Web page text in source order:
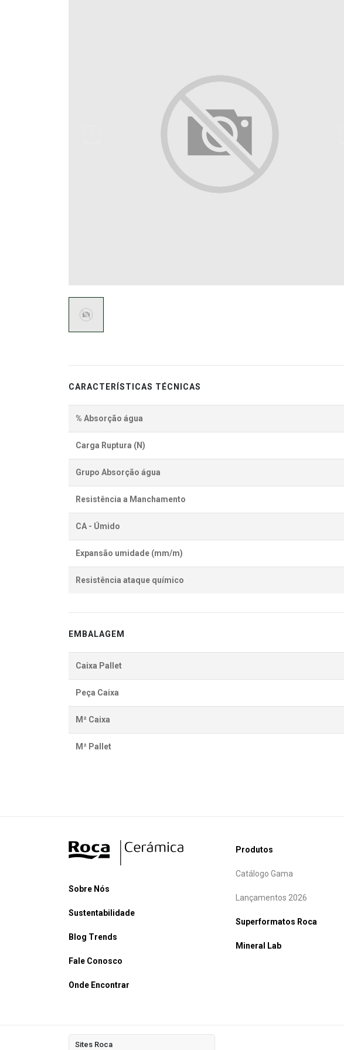
CARACTERÍSTICAS TÉCNICAS
% Absorção água
Carga Ruptura (N)
Grupo Absorção água
Resistência a Manchamento
CA - Úmido
Expansão umidade (mm/m)
Resistência ataque químico
EMBALAGEM
Caixa Pallet
Peça Caixa
M² Caixa
M² Pallet
Sobre Nós
Sustentabilidade
Blog Trends
Fale Conosco
Onde Encontrar
Produtos
Catálogo Gama
Lançamentos 2026
Superformatos Roca
Mineral Lab
Sites Roca